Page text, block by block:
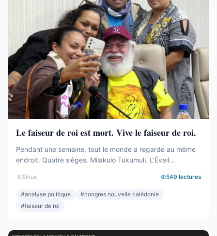
Le faiseur de roi est mort. Vive le faiseur de roi.
Pendant une semaine, tout le monde a regardé au même
endroit. Quatre sièges. Milakulo Tukumuli. L’Éveil
fait basculer. Depuis 2019, la formule était connue : quand
personne n’a la majorité, c’est lui qui décide. Il avait fait
élire Wamytan. Il avait fait présider Backès. Il ...
Sirius 549 lectures
#analyse politique #congres nouvelle calédonie
#faiseur de roi